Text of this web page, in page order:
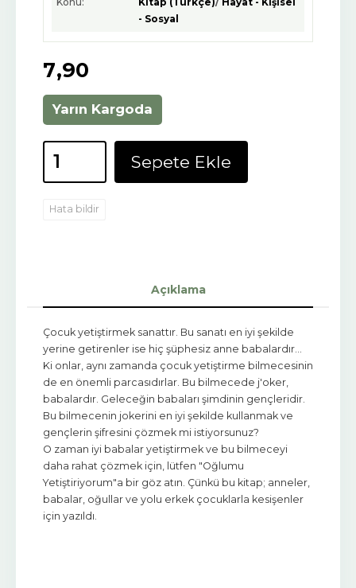
- Sosyal
7,90
Yarın Kargoda
Sepete Ekle
Hata bildir
Açıklama
Çocuk yetiştirmek sanattır. Bu sanatı en iyi şekilde
yerine getirenler ise hiç şüphesiz anne babalardır...
Ki onlar, aynı zamanda çocuk yetiştirme bilmecesinin
de en önemli parcasıdırlar. Bu bilmecede j'oker,
babalardır. Geleceğin babaları şimdinin gençleridir.
Bu bilmecenin jokerini en iyi şekilde kullanmak ve
gençlerin şifresini çözmek mi istiyorsunuz?
O zaman iyi babalar yetiştirmek ve bu bilmeceyi
daha rahat çözmek için, lütfen "Oğlumu
Yetiştiriyorum"a bir göz atın. Çünkü bu kitap; anneler,
babalar, oğullar ve yolu erkek çocuklarla kesişenler
için yazıldı.